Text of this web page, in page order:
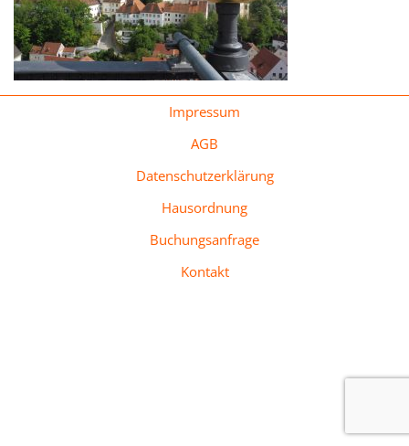
Impressum
AGB
Datenschutzerklärung
Hausordnung
Buchungsanfrage
Kontakt